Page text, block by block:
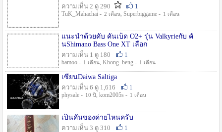
ความเห็น 2 ดู 290
1
TuK_Mahachai - 2 เดือน, Superbiggame - 1 เดือน
แนะนำด้วยคับ คันเบ็ด O2+ รุ่น Valkyrieกับ คั
นShimano Bass One XT เลือก
ความเห็น 1 ดู 180
1
bamoo - 1 เดือน, Khong_beng - 1 เดือน
เซียนDaiwa Saltiga
ความเห็น 6 ดู 1,616
1
physale - 10 ปี , kom2005s - 1 เดือน
เป็นคันของค่ายไหนครับ
ความเห็น 3 ดู 310
1